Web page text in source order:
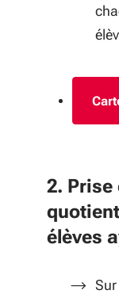
2. Prise
élèves
Sur